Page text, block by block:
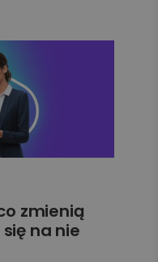
zmienią
na nie